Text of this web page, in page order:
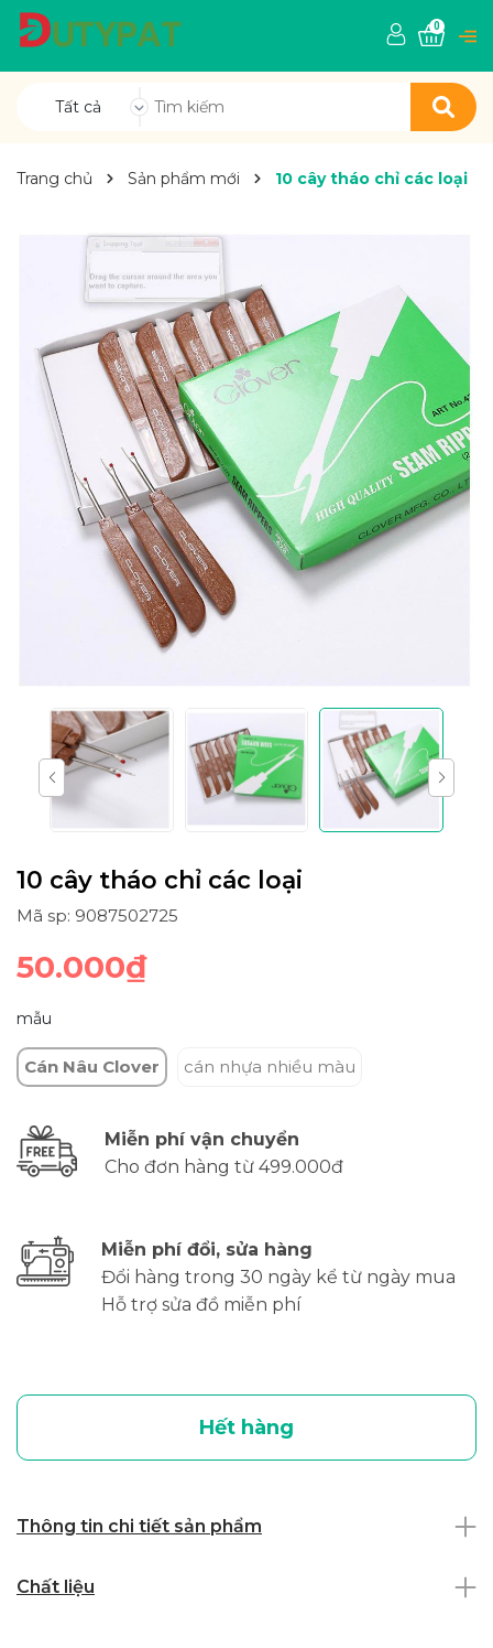
Tất cả
0
Trang chủ Sản phẩm mới 10 cây tháo chỉ các loại
10 cây tháo chỉ các loại
Mã sp: 9087502725
50.000₫
mẫu
Cán Nâu Clover cán nhựa nhiều màu
Miễn phí vận chuyển
Cho đơn hàng từ 499.000đ
Miễn phí đổi, sửa hàng
Đổi hàng trong 30 ngày kể từ ngày mua
Hỗ trợ sửa đồ miễn phí
Hết hàng
Thông tin chi tiết sản phẩm
Chất liệu